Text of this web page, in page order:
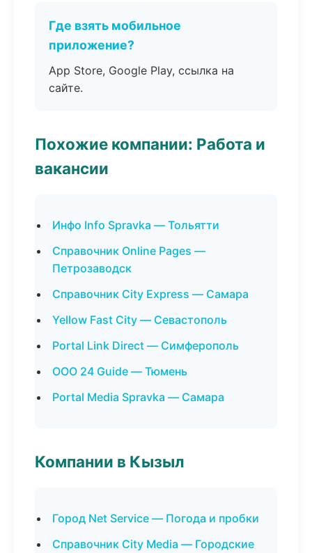
Где взять мобильное
приложение?
App Store, Google Play, ссылка на
сайте.
Похожие компании: Работа и
вакансии
Инфо Info Spravka — Тольятти
Справочник Online Pages —
Петрозаводск
Справочник City Express — Самара
Yellow Fast City — Севастополь
Portal Link Direct — Симферополь
ООО 24 Guide — Тюмень
Portal Media Spravka — Самара
Компании в Кызыл
Город Net Service — Погода и пробки
Справочник City Media — Городские